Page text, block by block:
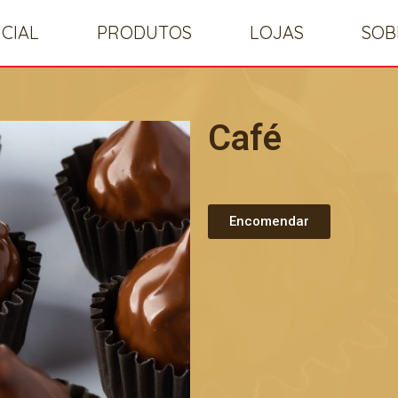
PRODUTOS LOJAS
Café
Encomendar